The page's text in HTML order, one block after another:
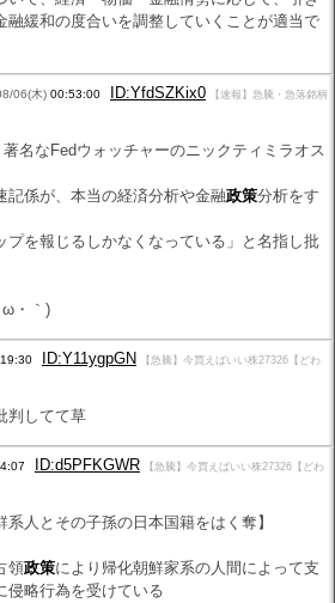
融緩和の度合いを調整していくことが適当で
06(木) 00:53:00 ID:YfdSZKix0
【速報】急騰・急落銘柄
名なFedウォッチャーのニックティミラオス
記係が、本当の経済分析や金融政策分析をす
プを報じるしかなくなっている」と名指し批
ω・｀)
ID:Y11ygpGN
【急騰】今買えばいい株27326【どわ
判してて草
ID:d5PFKGWR
【急騰】今買えばいい株27326【どわ
系人とその子孫の日本国籍をはく奪】
領政策により帰化朝鮮家系の人間によって支
侵略行為を受けている